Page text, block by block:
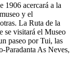
acercará a la
y el
La Ruta de la
se visitará el Museo
paseo por Tui, las
Paradanta As Neves,